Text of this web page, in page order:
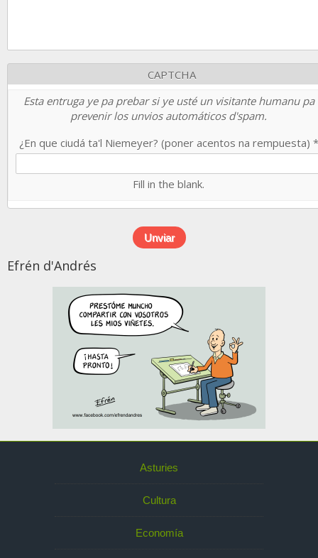
CAPTCHA
Esta entruga ye pa prebar si ye usté un visitante humanu pa
prevenir los unvios automáticos d'spam.
¿En que ciudá ta'l Niemeyer? (poner acentos na rempuesta) *
Fill in the blank.
Efrén d'Andrés
Asturies
Cultura
Economía